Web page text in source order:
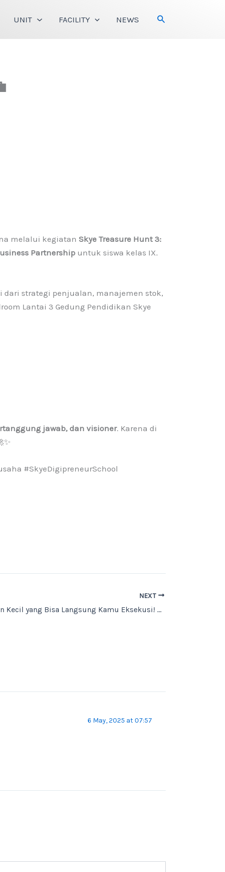
UNIT FACILITY NEWS Search
melalui kegiatan Skye Treasure Hunt 3:
Partnership untuk siswa kelas IX.
dari strategi penjualan, manajemen stok,
Lantai 3 Gedung Pendidikan Skye
jawab, dan visioner. Karena di
#SkyeDigipreneurSchool
NEXT
7 Perubahan Kecil yang Bisa Langsung Kamu Eksekusi! 🔄✨
6 May, 2025 at 07:57